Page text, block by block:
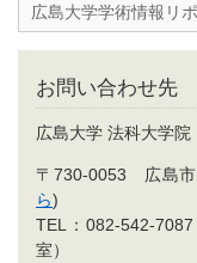
広島大学学術情報リ
お問い合わせ先
広島大学 法科大学
〒730-0053 広島
ら)
TEL：082-542-
室）